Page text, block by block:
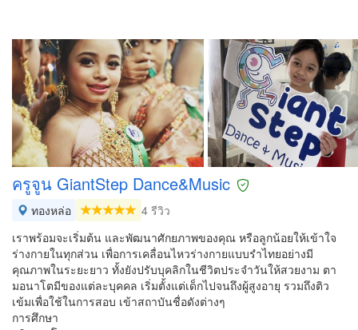
ครูจูน GiantStep Dance&Music
ทองหล่อ
4 รีวิว
เราพร้อมจะเริ่มต้น และพัฒนาศักยภาพของคุณ หรือลูกน้อยให้เข้าใจ
ร่างกายในทุกส่วน เพื่อการเคลื่อนไหวร่างกายแบบรำไทยอย่างมี
คุณภาพในระยะยาว ทั้งยังปรับบุคลิกในชีวิตประจำวันให้สวยงาม ตา
มอนาโตมีของแต่ละบุคคล เริ่มตั้งแต่เด็กไปจนถึงผู้สูงอายุ รวมถึงติว
เข้มเพื่อใช้ในการสอบ เข้าสถาบันชื่อดังต่างๆ
การศึกษา